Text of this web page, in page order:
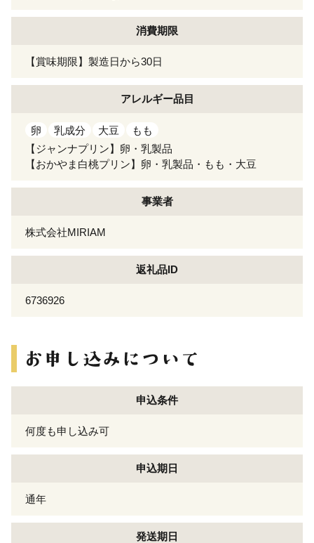
消費期限
【賞味期限】製造日から30日
アレルギー品目
卵 乳成分 大豆
もも
【ジャンナプリン】卵・乳製品
【おかやま白桃プリン】卵・乳製品・もも・大豆
事業者
株式会社MIRIAM
返礼品ID
6736926
申込条件
何度も申し込み可
申込期日
通年
発送期日